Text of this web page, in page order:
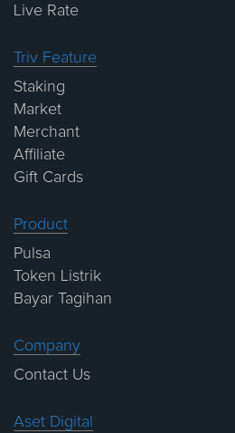
Live Rate
Triv Feature
Staking
Market
Merchant
Affiliate
Gift Cards
Product
Pulsa
Token Listrik
Bayar Tagihan
Company
Contact Us
Aset Digital